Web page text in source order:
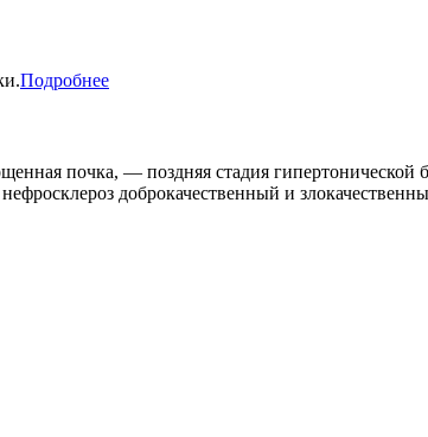
Подробнее
почка, — поздняя стадия
доброкачественный и